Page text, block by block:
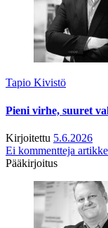
Tapio Kivistö
Pieni virhe, suuret
Kirjoitettu 5.6.2026
Ei kommentteja
Pääkirjoitus